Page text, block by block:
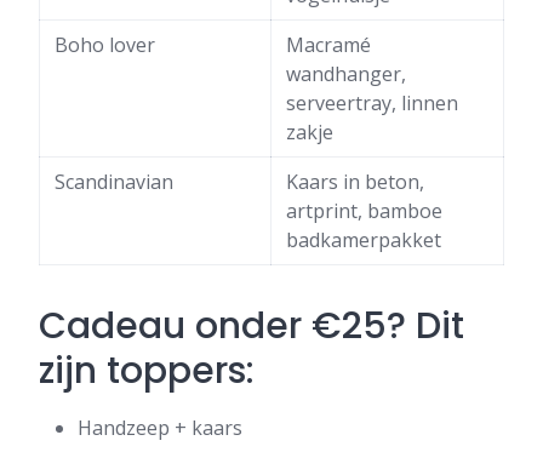
Boho lover
Macramé
wandhanger,
serveertray, linnen
zakje
Scandinavian
Kaars in beton,
artprint, bamboe
badkamerpakket
Cadeau onder €25? Dit
zijn toppers:
Handzeep + kaars